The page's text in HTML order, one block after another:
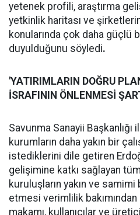
yetenek profili, araştırma
yetkinlik haritası ve
konularında çok daha güçlü
duyulduğunu söyledi.
'YATIRIMLARIN DOĞRU
İSRAFININ ÖNLENMESİ
Savunma Sanayii Başkanlığı
kurumların daha yakın bir
istediklerini dile getiren
gelişimine katkı sağlayan
kuruluşların yakın ve
etmesi verimlilik
makamı, kullanıcılar ve